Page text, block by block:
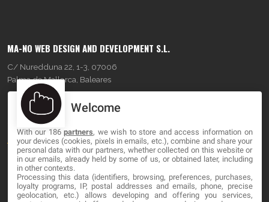
MA-NO WEB DESIGN AND DEVELOPMENT S.L.
C/ Nuredduna 22, 1-3, 07006
Palma de Mallorca, Baleares
OUR COMPANY
About
Blog
Contact
Welcome
With our 186partners, we wish to store and access information on
your devices (cookies, pixels in emails, etc.), combine and share your
personal data with our partners, whether collected on this website or
in our emails, already held by some of us, or obtained later, including
in other contexts.
Processing this data (identifiers, browsing, preferences, purchases,
loyalty programs, IP, postal addresses and emails, phone, precise
geolocation, etc.) allows developing and offering you services,